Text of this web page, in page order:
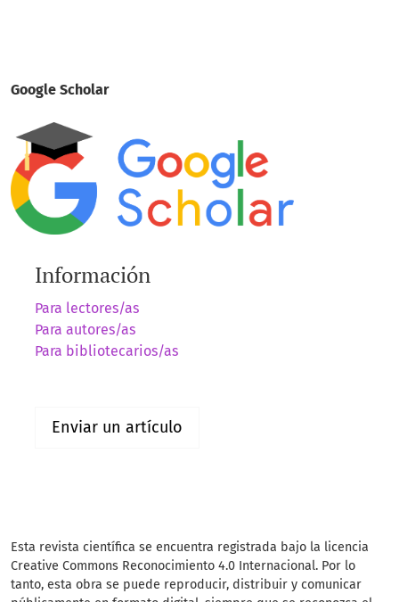
Google Scholar
Información
Para lectores/as
Para autores/as
Para bibliotecarios/as
Enviar un artículo
Esta revista científica se encuentra registrada bajo la licencia
Creative Commons Reconocimiento 4.0 Internacional. Por lo
tanto, esta obra se puede reproducir, distribuir y comunicar